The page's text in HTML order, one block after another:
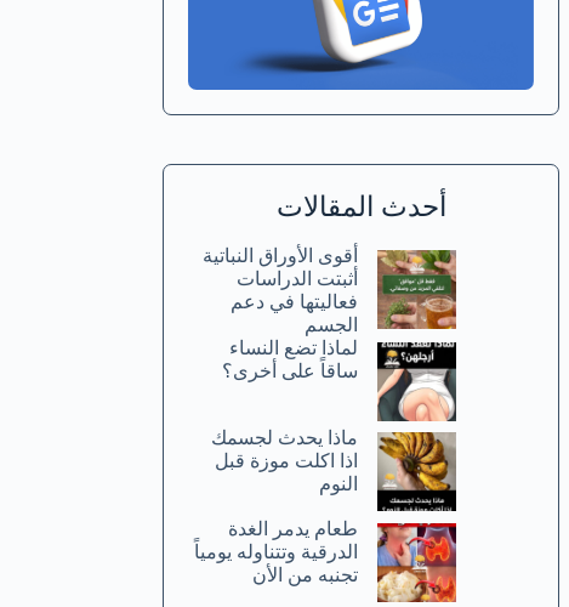
أحدث المقالات
أقوى الأوراق النباتية
أثبتت الدراسات
فعاليتها في دعم
الجسم
لماذا تضع النساء
ساقاً على أخرى؟
ماذا يحدث لجسمك
اذا اكلت موزة قبل
النوم
طعام يدمر الغدة
الدرقية وتتناوله يومياً
تجنبه من الأن